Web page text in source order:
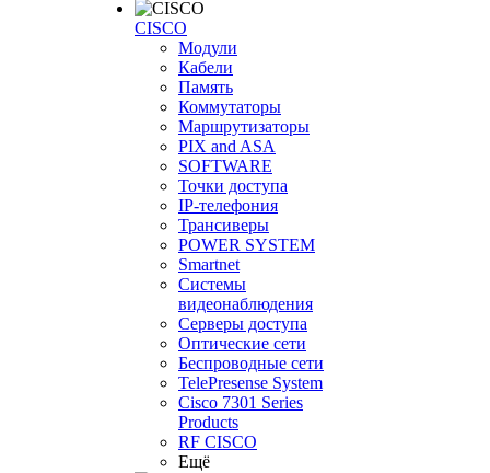
CISCO
Модули
Кабели
Память
Коммутаторы
Маршрутизаторы
PIX and ASA
SOFTWARE
Точки доступа
IP-телефония
Трансиверы
POWER SYSTEM
Smartnet
Системы
видеонаблюдения
Серверы доступа
Оптические сети
Беспроводные сети
TelePresense System
Cisco 7301 Series
Products
RF CISCO
Ещё